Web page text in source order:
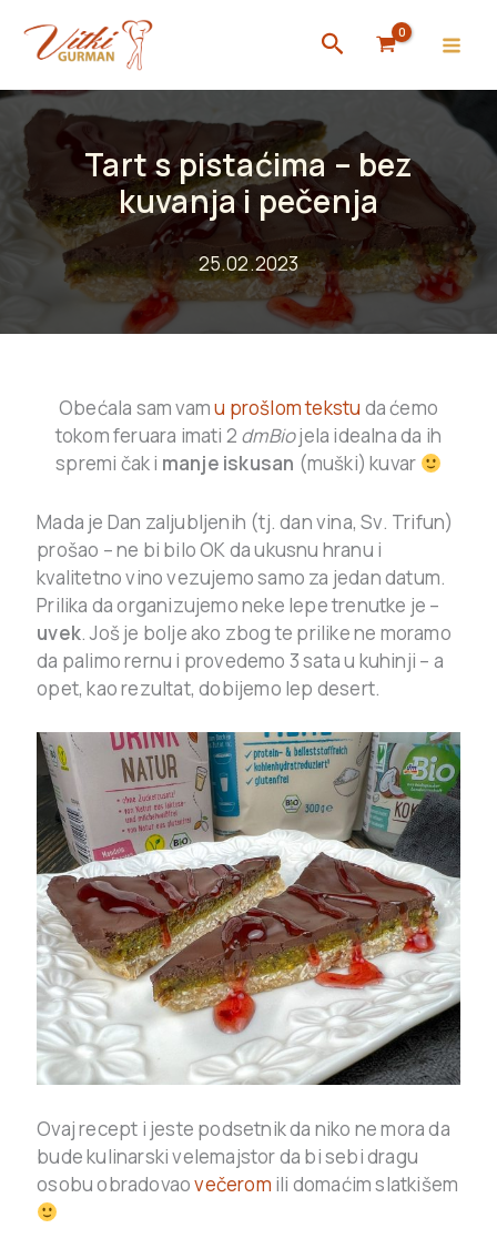
content
Search
Tart s pistaćima – bez
kuvanja i pečenja
25.02.2023
Obećala sam vamu prošlom tekstu da ćemo
tokom feruara imati 2 dmBiojela idealna da ih
spremi čak i manje iskusan (muški) kuvar
Mada je Dan zaljubljenih (tj. dan vina, Sv. Trifun)
prošao – ne bi bilo OK da ukusnu hranu i
kvalitetno vino vezujemo samo za jedan datum.
Prilika da organizujemo neke lepe trenutke je –
uvek. Još je bolje ako zbog te prilike ne moramo
da palimo rernu i provedemo 3 sata u kuhinji – a
opet, kao rezultat, dobijemo lep desert.
Ovaj recept i jeste podsetnik da niko ne mora da
bude kulinarski velemajstor da bi sebi dragu
osobu obradovaovečerom ili domaćim slatkišem